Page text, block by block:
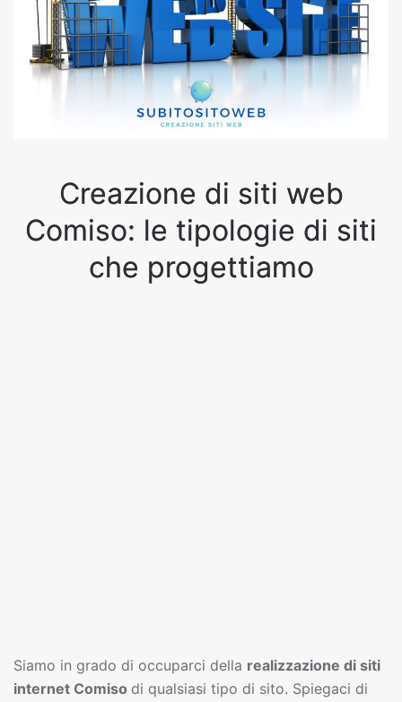
Creazione di siti web
Comiso: le tipologie di siti
che progettiamo
Siamo in grado di occuparci della realizzazione di siti
internet Comiso di qualsiasi tipo di sito. Spiegaci di